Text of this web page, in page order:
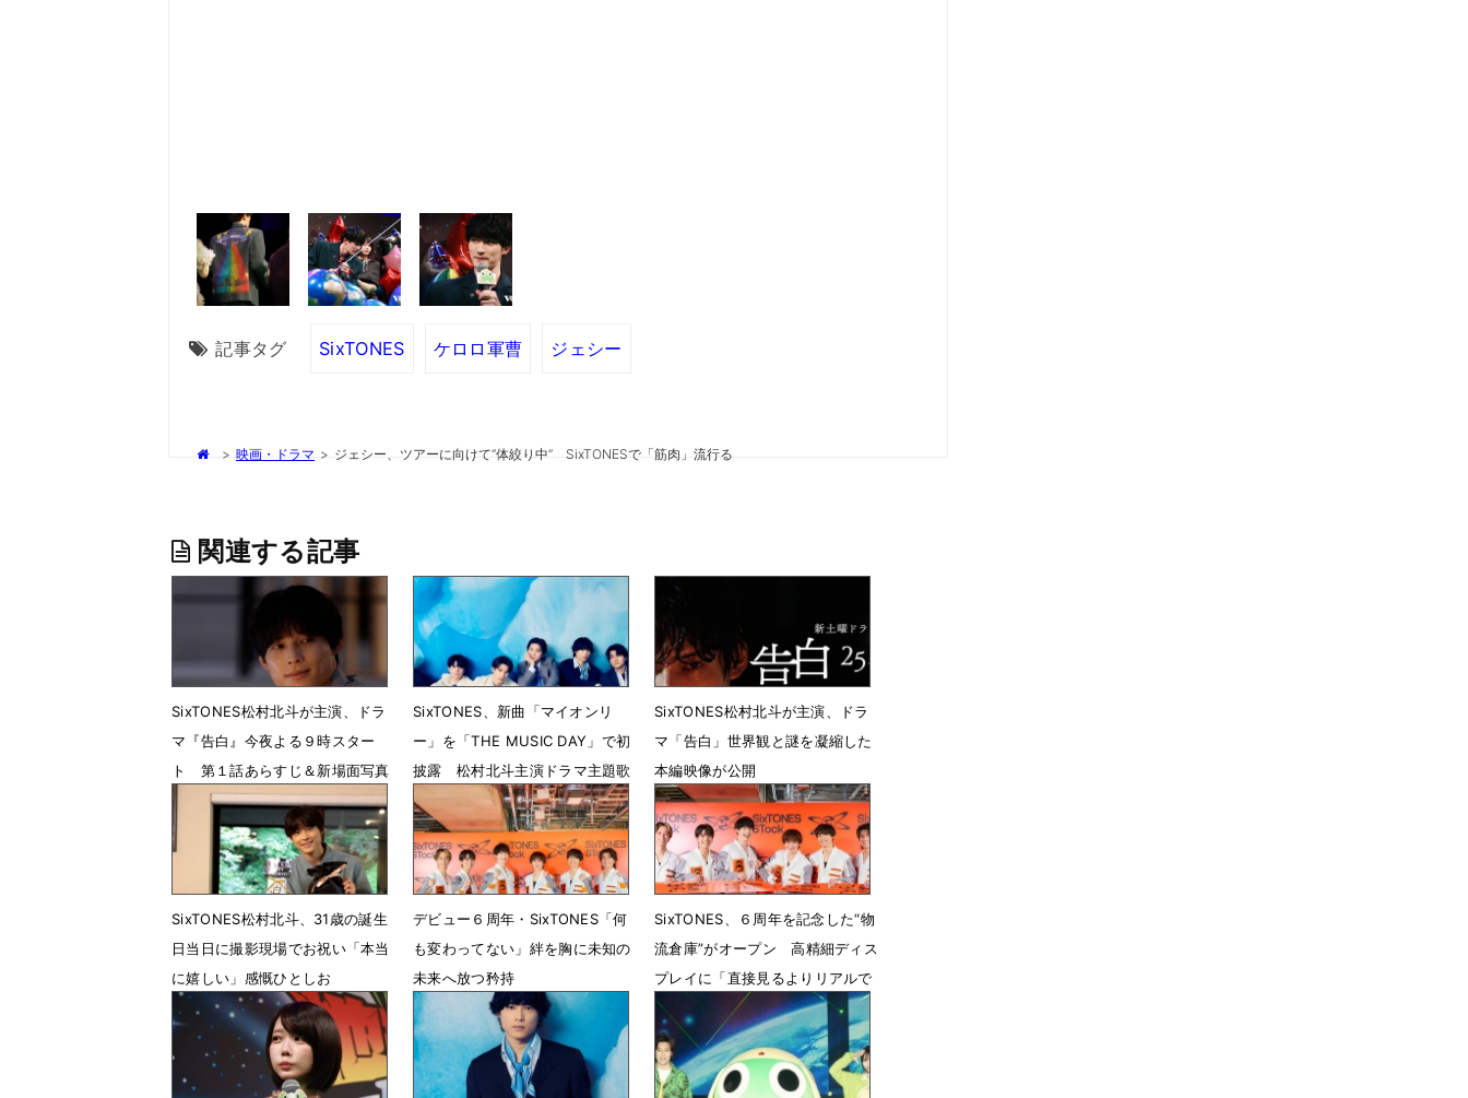
記事タグ SixTONES ケロロ軍曹 ジェシー
> 映画・ドラマ > ジェシー、ツアーに向けて“体絞り中” SixTONESで「筋肉」流行る
関連する記事
SixTONES松村北斗が主演、ドラ
マ『告白』今夜よる９時スター
ト 第１話あらすじ＆新場面写真
7月11日 12時45分
SixTONES、新曲「マイオンリ
ー」を「THE MUSIC DAY」で初
披露 松村北斗主演ドラマ主題歌
に決定
7月4日 23時00分
SixTONES松村北斗が主演、ドラ
マ「告白」世界観と謎を凝縮した
本編映像が公開
6月24日 12時45分
SixTONES松村北斗、31歳の誕生
日当日に撮影現場でお祝い「本当
に嬉しい」感慨ひとしお
6月18日 23時02分
デビュー６周年・SixTONES「何
も変わってない」絆を胸に未知の
未来へ放つ矜持
6月17日 18時00分
SixTONES、６周年を記念した“物
流倉庫”がオープン 高精細ディス
プレイに「直接見るよりリアルで
恥ずかしい」
6月17日 16時00分